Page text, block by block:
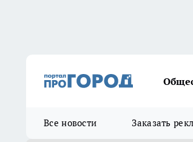
Все новости Заказать